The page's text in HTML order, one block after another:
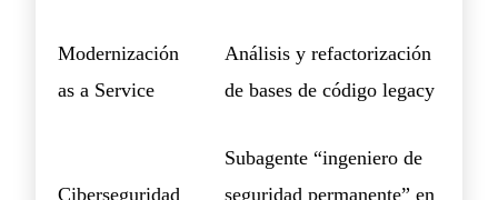
Modernización
as a Service
Análisis y refactorización
de bases de código legacy
Ciberseguridad
Subagente “ingeniero de
seguridad permanente” en